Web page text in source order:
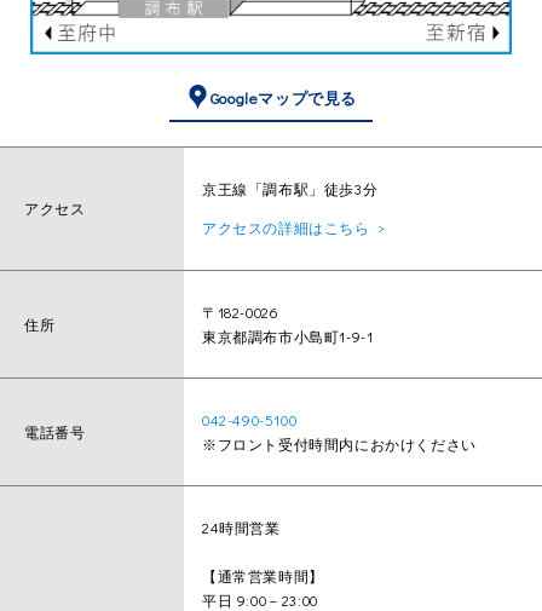
Googleマップで見る
アクセス
京王線「調布駅」徒歩3分
アクセスの詳細はこちら
住所
〒182-0026
東京都調布市小島町1-9-1
電話番号
042-490-5100
※フロント受付時間内におかけください
24時間営業
【通常営業時間】
平日 9:00－23:00